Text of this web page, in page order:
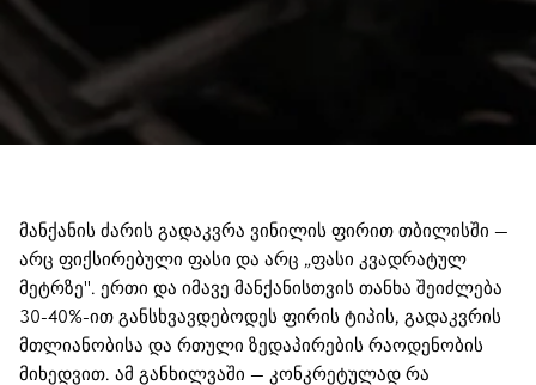
მანქანის ძარის გადაკვრა ვინილის ფირით თბილისში —
არც ფიქსირებული ფასი და არც „ფასი კვადრატულ
მეტრზე". ერთი და იმავე მანქანისთვის თანხა შეიძლება
30-40%-ით განსხვავდებოდეს ფირის ტიპის, გადაკვრის
მთლიანობისა და რთული ზედაპირების რაოდენობის
მიხედვით. ამ განხილვაში — კონკრეტულად რა